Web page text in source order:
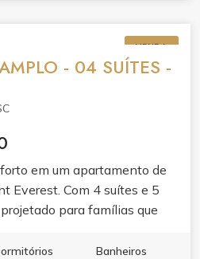
VENDA
- 04 SUÍTES -
em um apartamento de
Everest. Com 4 suítes e 5
para famílias que
junto à sacada com
Banheiros